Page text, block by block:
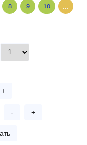
8 9 10 ...
+
- +